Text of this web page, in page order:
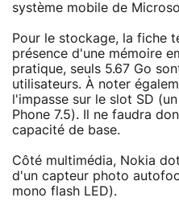
système mobile de
Pour le stockage, la fiche
présence d'une mémoire
pratique, seuls 5.67 Go
utilisateurs. À noter
l'impasse sur le slot SD
Phone 7.5). Il ne faudra
capacité de base.
Côté multimédia, Nokia
d'un capteur photo
mono flash LED).